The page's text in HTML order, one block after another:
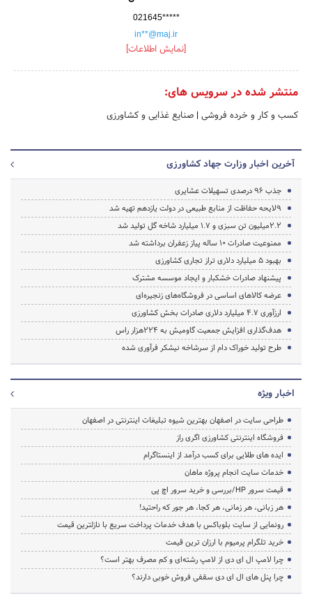
021645*****
in**@maj.ir
[نمایش اطلاعات]
منتشر شده در سرویس های:
کسب و کار و خرده فروشی | صنایع غذایی و کشاورزی
آخرین اخبار وزارت جهاد کشاورزی
جذب 96 درصدی تسهیلات عشایری
9لایحه حفاظت از منابع طبیعی در دولت یازدهم تهیه شد
2.2میلیون تن سبزی و 1.7 میلیارد شاخه گل تولید شد
ممنوعیت صادرات ۱۰ ساله پیاز زعفران برداشته شد
بهبود 5 میلیارد دلاری تراز تجاری کشاورزی
پیشنهاد صادرات خشکبار و ایجاد موسسه مشترک
عرضه کالاهای‌ اساسی در فروشگاه‌های زنجیره‌ای
ارزآوری 4.7 میلیارد دلاری صادرات بخش کشاورزی
هدف‌گذاری افزایش جمعیت گاومیش به 224هزار راس
طرح تولید خوراک دام از سرشاخه نیشکر فرآوری شده
اخبار ویژه
طراحی سایت در اصفهان بهترین شیوه تبلیغات اینترنتی در اصفهان
فروشگاه اینترنتی کشاورزی اگری راز
ایده های طلایی برای کسب درآمد از اینستاگرام
خدمات سایت انجام پروژه ماهان
قیمت سرور HP/بررسی و خرید سرور اچ پی
هر زبانی، هر زمانی، هر کجا، هر جور که راحتید!
رونمایی از سایت بلوباکس با هدف خدمات پرداخت سریع با نازلترین قیمت
خرید تلگرام پرمیوم با ارزان ترین قیمت
چرا لامپ ال ای دی از لامپ رشته‌ای و کم مصرف بهتر است؟
چرا پنل های ال ای دی سقفی فروش خوبی دارند؟